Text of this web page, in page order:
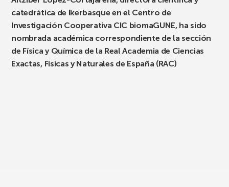
catedrática de Ikerbasque en el Centro de
Investigación Cooperativa CIC biomaGUNE, ha sido
nombrada académica correspondiente de la sección
de Física y Química de la Real Academia de Ciencias
Exactas, Físicas y Naturales de España (RAC)